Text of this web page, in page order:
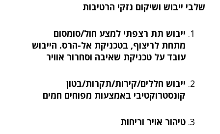
שלבי ייבוש ושיקום נזקי הרטיבות
ייבוש תת רצפתי למצע חול/סומסום
מתחת לריצוף, בטכניקת אל-הרס. הייבוש
עובד על טכניקת שאיבה וסחרור אוויר
ייבוש חללים/קירות/תקרות/בטון
קונסטרוקטיבי באמצעות מפוחים חמים
טיהור אויר וריחות